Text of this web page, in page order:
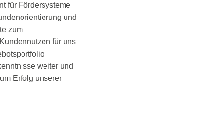
für Fördersysteme
und
zum
für uns
weiter und
Erfolg unserer